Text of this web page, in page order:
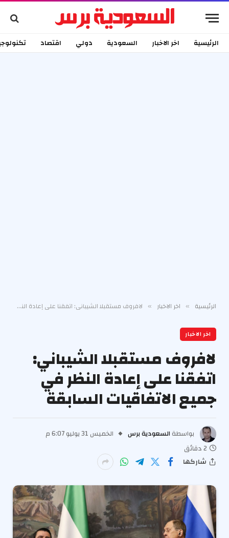
الرئيسية اخر الاخبار السعودية دولي اقتصاد
الرئيسية » اخر الاخبار » لافروف مستقبلا الشيباني: اتفقنا على إعادة النظر في جميع الاتفاقيات السابقة
اخر الاخبار
لافروف مستقبلا الشيباني:
اتفقنا على إعادة النظر في
جميع الاتفاقيات السابقة
بواسطة السعودية برس
الخميس 31 يوليو 6:07 م
2 دقائق
شاركها